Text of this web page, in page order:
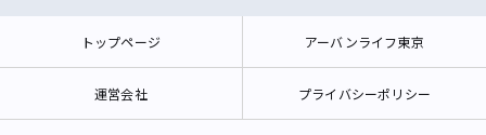
トップページ アーバンライフ東京
運営会社 プライバシーポリシー